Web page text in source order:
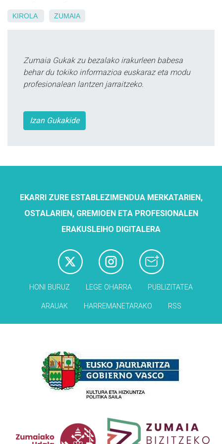
KIROLA ZUMAIA
Zumaia Gukak zu bezalako irakurleen babesa
behar du tokiko informazioa euskaraz eta modu
profesionalean lantzen jarraitzeko.
Izan Gukakide
EKARRI ZURE ESTABLEZIMENDUA MERKATARIEN,
OSTALARIEN, GREMIOEN ETA PROFESIONALEN
ERAKUSLEIHO DIGITALERA
HONI BURUZ LEGE OHARRA PUBLIZITATEA
ARAUAK HARREMANETARAKO RSS